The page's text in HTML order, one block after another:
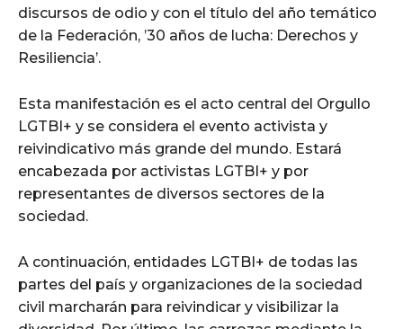
discursos de odio y con el título del año temático
de la Federación, ’30 años de lucha: Derechos y
Resiliencia’.
Esta manifestación es el acto central del Orgullo
LGTBI+ y se considera el evento activista y
reivindicativo más grande del mundo. Estará
encabezada por activistas LGTBI+ y por
representantes de diversos sectores de la
sociedad.
A continuación, entidades LGTBI+ de todas las
partes del país y organizaciones de la sociedad
civil marcharán para reivindicar y visibilizar la